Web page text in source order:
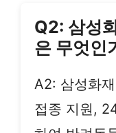
Q2: 삼성
은 무엇인
A2: 삼성화
접종 지원,